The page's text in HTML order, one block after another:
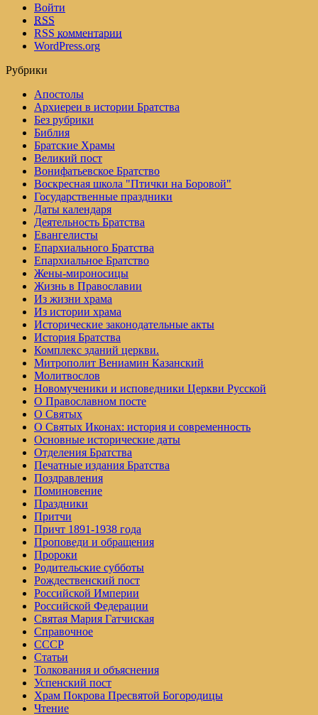
Войти
RSS
RSS комментарии
WordPress.org
Рубрики
Апостолы
Архиереи в истории Братства
Без рубрики
Библия
Братские Храмы
Великий пост
Вонифатьевское Братство
Воскресная школа "Птички на Боровой"
Государственные праздники
Даты календаря
Деятельность Братства
Евангелисты
Епархиального Братства
Епархиальное Братство
Жены-мироносицы
Жизнь в Православии
Из жизни храма
Из истории храма
Исторические законодательные акты
История Братства
Комплекс зданий церкви.
Митрополит Вениамин Казанский
Молитвослов
Но­во­му­че­ни­ки и ис­по­вед­ни­ки Церк­ви Рус­ской
О Православном посте
О Святых
О Святых Иконах: история и современность
Основные исторические даты
Отделения Братства
Печатные издания Братства
Поздравления
Поминовение
Праздники
Притчи
Причт 1891-1938 года
Проповеди и обращения
Пророки
Родительские субботы
Рождественский пост
Российской Империи
Российской Федерации
Святая Мария Гатчиская
Справочное
СССР
Статьи
Толкования и объяснения
Успенский пост
Храм Покрова Пресвятой Богородицы
Чтение